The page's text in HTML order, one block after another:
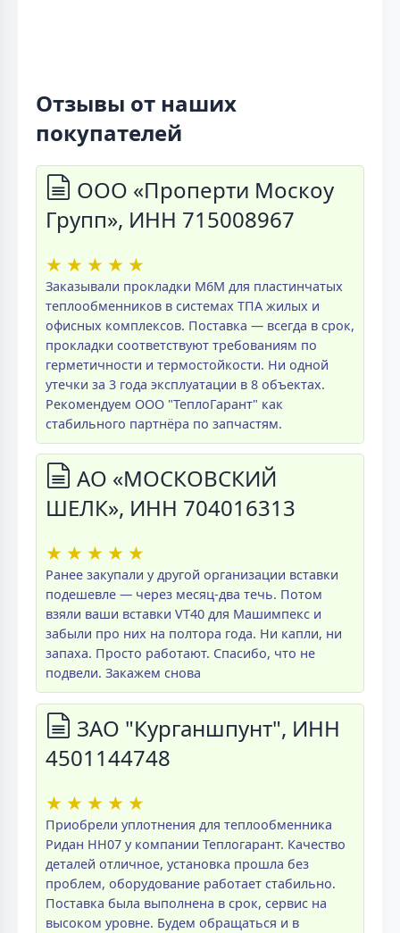
Отзывы от наших
покупателей
ООО «Проперти Москоу
Групп», ИНН 715008967
★ ★ ★ ★ ★
Заказывали прокладки M6M для пластинчатых
теплообменников в системах ТПА жилых и
офисных комплексов. Поставка — всегда в срок,
прокладки соответствуют требованиям по
герметичности и термостойкости. Ни одной
утечки за 3 года эксплуатации в 8 объектах.
Рекомендуем ООО "ТеплоГарант" как
стабильного партнёра по запчастям.
АО «МОСКОВСКИЙ
ШЕЛК», ИНН 704016313
★ ★ ★ ★ ★
Ранее закупали у другой организации вставки
подешевле — через месяц-два течь. Потом
взяли ваши вставки VT40 для Машимпекс и
забыли про них на полтора года. Ни капли, ни
запаха. Просто работают. Спасибо, что не
подвели. Закажем снова
ЗАО "Курганшпунт", ИНН
4501144748
★ ★ ★ ★ ★
Приобрели уплотнения для теплообменника
Ридан НН07 у компании Теплогарант. Качество
деталей отличное, установка прошла без
проблем, оборудование работает стабильно.
Поставка была выполнена в срок, сервис на
высоком уровне. Будем обращаться и в